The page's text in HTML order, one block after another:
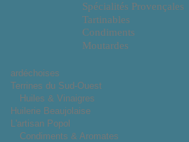
Spécialités Provençales
Tartinables
Condiments
Moutardes
ardéchoises
Terrines du Sud-Ouest
Huiles & Vinaigres
Huilerie Beaujolaise
L'artisan Popol
Condiments & Aromates